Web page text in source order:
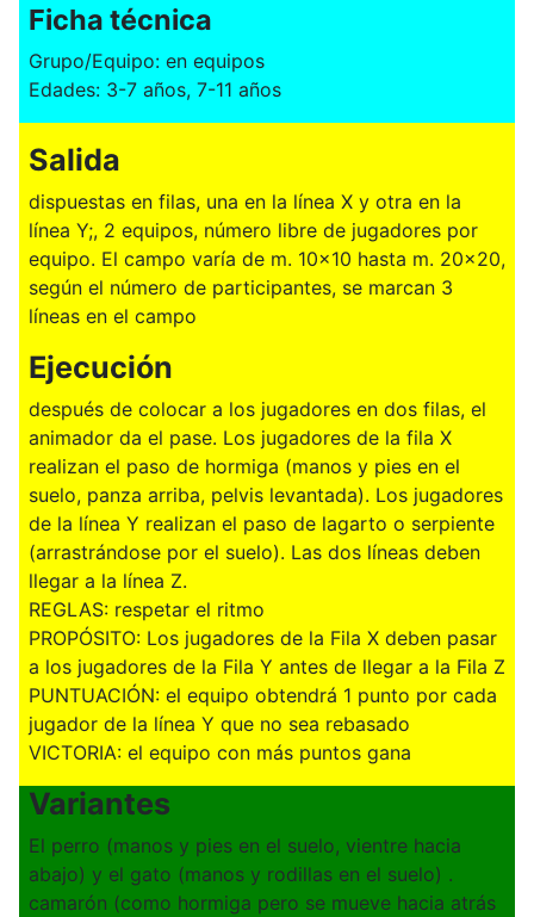
Ficha técnica
Grupo/Equipo: en equipos
Edades: 3-7 años, 7-11 años
Salida
dispuestas en filas, una en la línea X y otra en la
línea Y;, 2 equipos, número libre de jugadores por
equipo. El campo varía de m. 10x10 hasta m. 20x20,
según el número de participantes, se marcan 3
líneas en el campo
Ejecución
después de colocar a los jugadores en dos filas, el
animador da el pase. Los jugadores de la fila X
realizan el paso de hormiga (manos y pies en el
suelo, panza arriba, pelvis levantada). Los jugadores
de la línea Y realizan el paso de lagarto o serpiente
(arrastrándose por el suelo). Las dos líneas deben
llegar a la línea Z.
REGLAS: respetar el ritmo
PROPÓSITO: Los jugadores de la Fila X deben pasar
a los jugadores de la Fila Y antes de llegar a la Fila Z
PUNTUACIÓN: el equipo obtendrá 1 punto por cada
jugador de la línea Y que no sea rebasado
VICTORIA: el equipo con más puntos gana
Variantes
El perro (manos y pies en el suelo, vientre hacia
abajo) y el gato (manos y rodillas en el suelo) .
camarón (como hormiga pero se mueve hacia atrás